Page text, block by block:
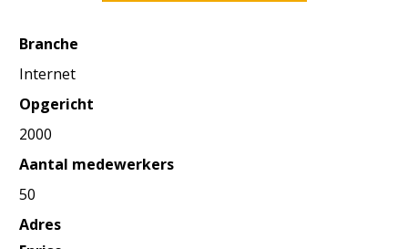
Branche
Internet
Opgericht
2000
Aantal medewerkers
50
Adres